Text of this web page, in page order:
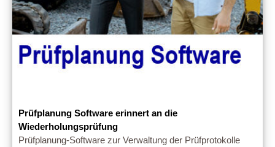
Prüfplanung Software erinnert an die
Wiederholungsprüfung
Prüfplanung-Software zur Verwaltung der Prüfprotokolle